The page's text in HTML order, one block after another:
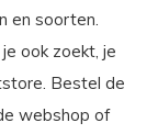
en soorten.
ook zoekt, je
Bestel de
webshop of